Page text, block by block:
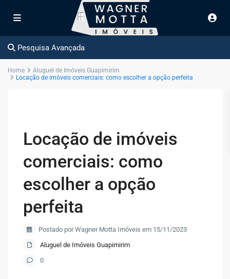
Pesquisa Avançada
Home
Aluguel de Imóveis Guapimirim
Locação de imóveis comerciais: como escolher a opção perfeita
Locação de imóveis
comerciais: como
escolher a opção
perfeita
Postado por Wagner Motta Imóveis em 15/11/2023
Aluguel de Imóveis Guapimirim
0